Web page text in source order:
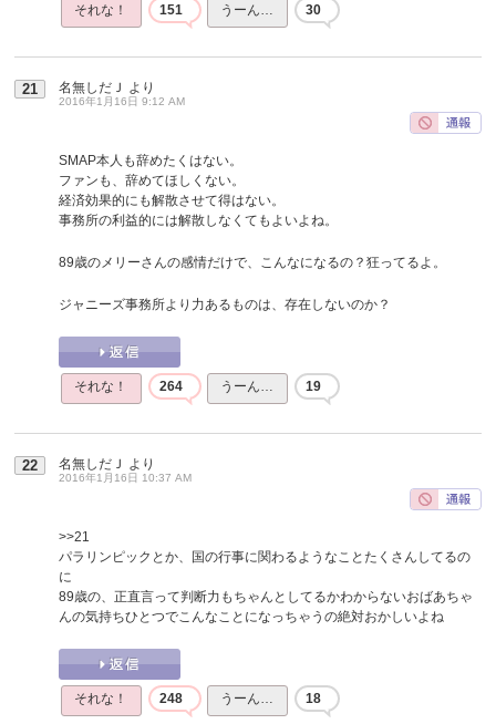
それな！ 151 うーん… 30
21 名無しだＪ より
2016年1月16日 9:12 AM
SMAP本人も辞めたくはない。
ファンも、辞めてほしくない。
経済効果的にも解散させて得はない。
事務所の利益的には解散しなくてもよいよね。
89歳のメリーさんの感情だけで、こんなになるの？狂ってるよ。
ジャニーズ事務所より力あるものは、存在しないのか？
それな！ 264 うーん… 19
22 名無しだＪ より
2016年1月16日 10:37 AM
>>21
パラリンピックとか、国の行事に関わるようなことたくさんしてるの
に
89歳の、正直言って判断力もちゃんとしてるかわからないおばあちゃ
んの気持ちひとつでこんなことになっちゃうの絶対おかしいよね
それな！ 248 うーん… 18